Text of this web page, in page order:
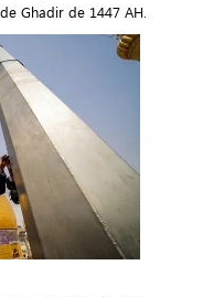
Ghadir de 1447 AH.